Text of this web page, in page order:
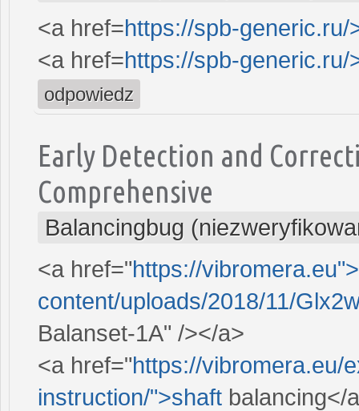
<a href=https://spb-generic.ru/
<a href=https://spb-generic.ru/
odpowiedz
Early Detection and
Comprehensive
Balancingbug
<a href="https://
content/uploads/2018/11/
Balanset-1A" /></a>
<a href="https://vibromera.eu/
instruction/">shaft balancing</